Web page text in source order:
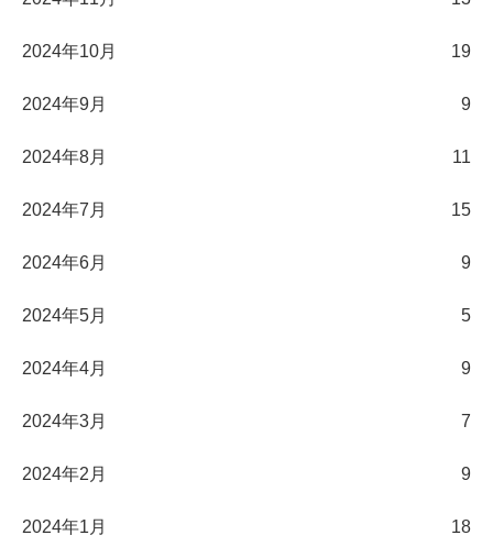
2024年10月 19
2024年9月 9
2024年8月 11
2024年7月 15
2024年6月 9
2024年5月 5
2024年4月 9
2024年3月 7
2024年2月 9
2024年1月 18